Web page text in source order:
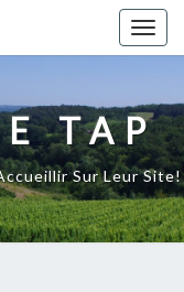
TAP
Sur Leur Site!